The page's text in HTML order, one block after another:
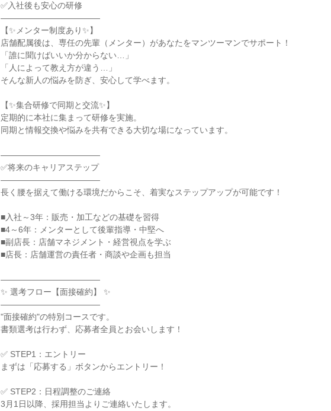
✅入社後も安心の研修
――――――――――――
【✨メンター制度あり✨】
店舗配属後は、専任の先輩（メンター）があなたをマンツーマンでサポート！
「誰に聞けばいいか分からない…」
「人によって教え方が違う…」
そんな新人の悩みを防ぎ、安心して学べます。
【✨集合研修で同期と交流✨】
定期的に本社に集まって研修を実施。
同期と情報交換や悩みを共有できる大切な場になっています。
――――――――――――
✅将来のキャリアステップ
――――――――――――
長く腰を据えて働ける環境だからこそ、着実なステップアップが可能です！
■入社～3年：販売・加工などの基礎を習得
■4～6年：メンターとして後輩指導・中堅へ
■副店長：店舗マネジメント・経営視点を学ぶ
■店長：店舗運営の責任者・商談や企画も担当
――――――――――――
✨ 選考フロー【面接確約】 ✨
――――――――――――
"面接確約"の特別コースです。
書類選考は行わず、応募者全員とお会いします！
✅ STEP1：エントリー
まずは「応募する」ボタンからエントリー！
✅ STEP2：日程調整のご連絡
3月1日以降、採用担当よりご連絡いたします。